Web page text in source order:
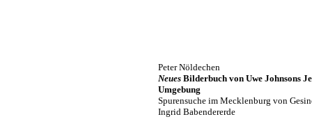
Peter Nöldechen
Neues Bilderbuch von Uwe Johnsons
Umgebung
Spurensuche im Mecklenburg von
Ingrid Babendererde